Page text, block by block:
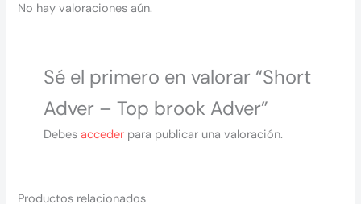
No hay valoraciones aún.
Sé el primero en valorar “Short
Adver – Top brook Adver”
Debes accederpara publicar una valoración.
Productos relacionados